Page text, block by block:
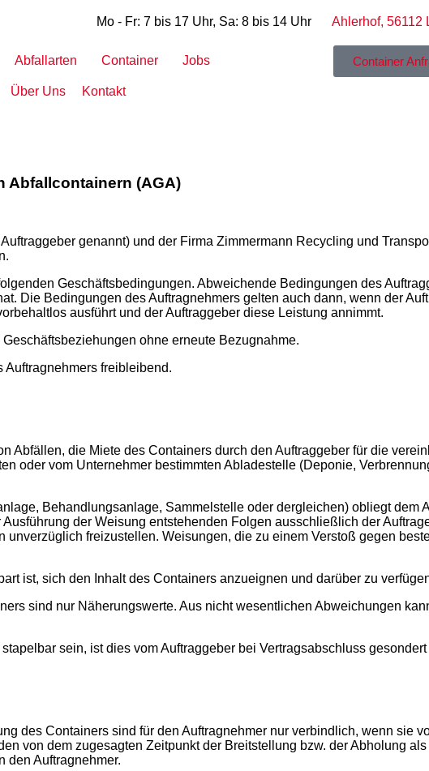
Mo - Fr: 7 bis 17 Uhr, Sa: 8 bis 14 Uhr Ahlerhof, 56112
Abfallarten Container Jobs
Über Uns Kontakt
Container
Abfallcontainern (AGA)
genannt) und der Firma Zimmermann Recycling und
Geschäftsbedingungen. Abweichende Bedingungen des
Die Bedingungen des Auftragnehmers gelten auch dann, wenn der
ausführt und der Auftraggeber diese Leistung annimmt.
ohne erneute Bezugnahme.
Auftragnehmers freibleibend.
Abfällen, die Miete des Containers durch den Auftraggeber für die
oder vom Unternehmer bestimmten Abladestelle (Deponie,
Behandlungsanlage, Sammelstelle oder dergleichen) obliegt dem
der Weisung entstehenden Folgen ausschließlich der
freizustellen. Weisungen, die zu einem Verstoß gegen
ist, sich den Inhalt des Containers anzueignen und darüber zu
sind nur Näherungswerte. Aus nicht wesentlichen Abweichungen
sein, ist dies vom Auftraggeber bei Vertragsabschluss
des Containers sind für den Auftragnehmer nur verbindlich, wenn sie
von dem zugesagten Zeitpunkt der Breitstellung bzw. der Abholung
den Auftragnehmer.